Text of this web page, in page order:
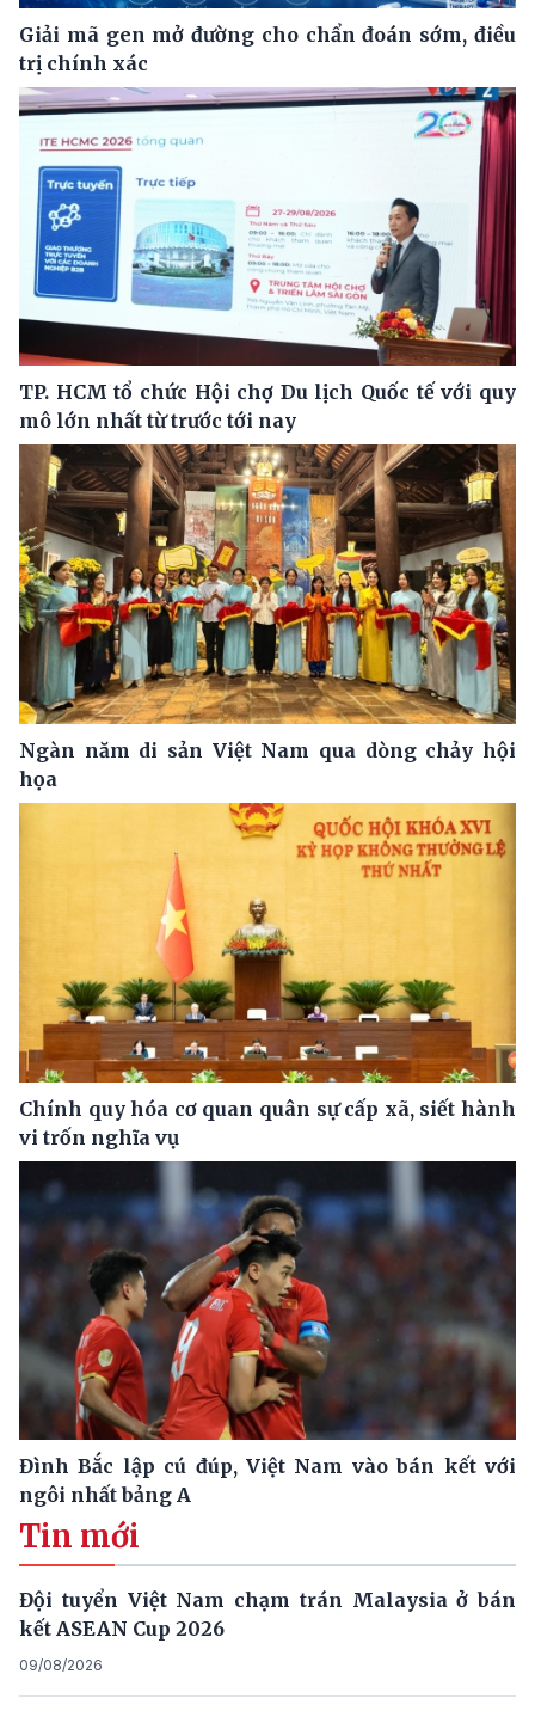
Giải mã gen mở đường cho chẩn đoán sớm, điều
trị chính xác
TP. HCM tổ chức Hội chợ Du lịch Quốc tế với quy
mô lớn nhất từ trước tới nay
Ngàn năm di sản Việt Nam qua dòng chảy hội
họa
Chính quy hóa cơ quan quân sự cấp xã, siết hành
vi trốn nghĩa vụ
Đình Bắc lập cú đúp, Việt Nam vào bán kết với
ngôi nhất bảng A
Tin mới
Đội tuyển Việt Nam chạm trán Malaysia ở bán
kết ASEAN Cup 2026
09/08/2026